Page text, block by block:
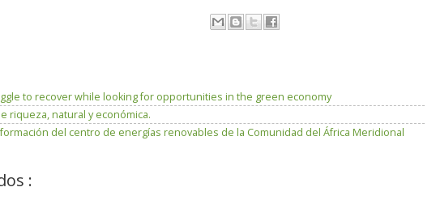
to recover while looking for opportunities in the green economy
riqueza, natural y económica.
del centro de energías renovables de la Comunidad del África Meridional
: